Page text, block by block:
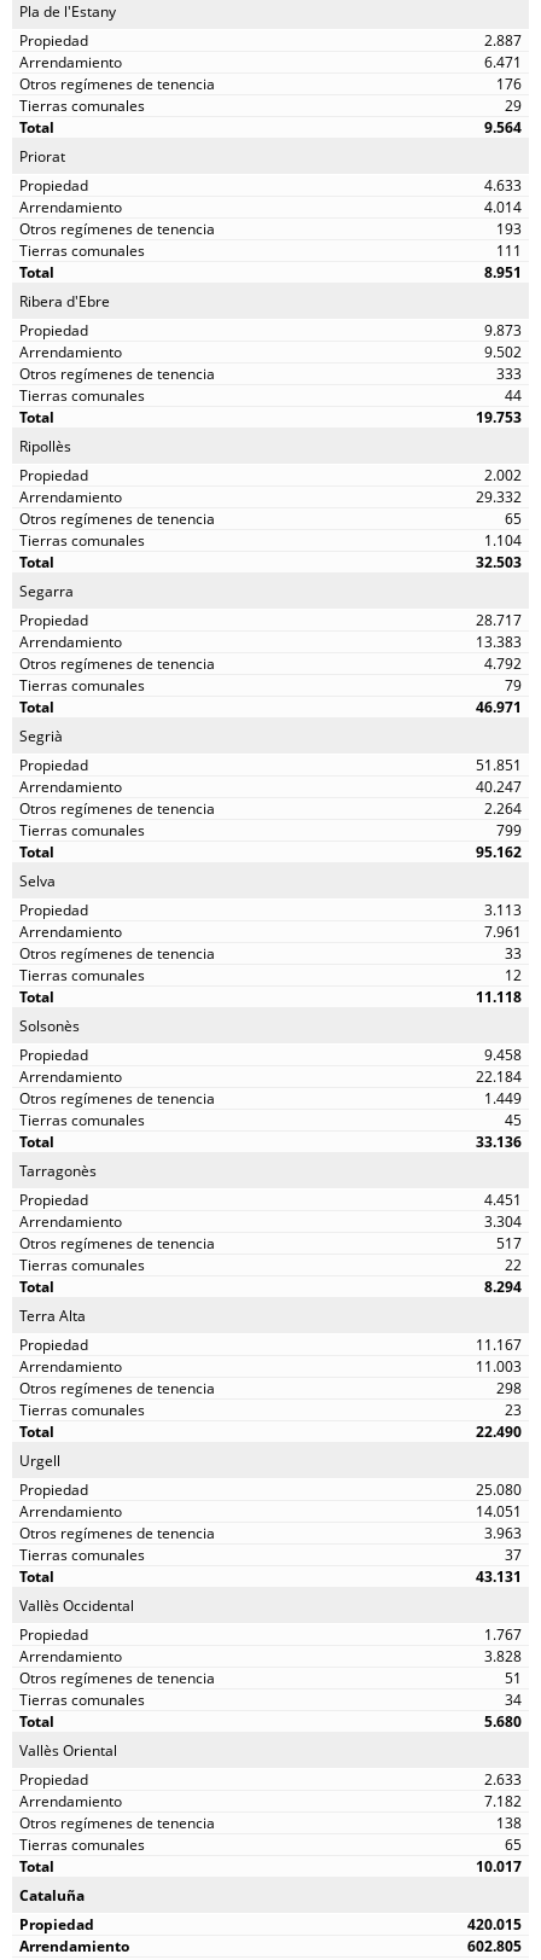
Pla de l'Estany
2.887
6.471
176
29
9.564
Priorat
4.633
4.014
193
111
8.951
Ribera d'Ebre
9.873
9.502
333
44
19.753
Ripollès
2.002
29.332
65
1.104
32.503
Segarra
28.717
13.383
4.792
79
46.971
Segrià
51.851
40.247
2.264
799
95.162
Selva
3.113
7.961
33
12
11.118
Solsonès
9.458
22.184
1.449
45
33.136
Tarragonès
4.451
3.304
517
22
8.294
Terra Alta
11.167
11.003
298
23
22.490
Urgell
25.080
14.051
3.963
37
43.131
Vallès Occidental
1.767
3.828
51
34
5.680
Vallès Oriental
2.633
7.182
138
65
10.017
Cataluña
420.015
602.805